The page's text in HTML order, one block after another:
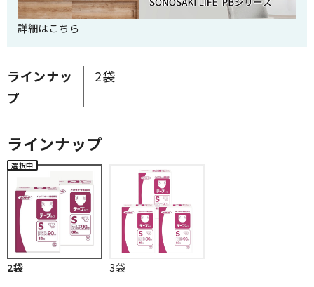
ラインナッ
プ
2袋
ラインナップ
2袋 3袋
詳細はこちら